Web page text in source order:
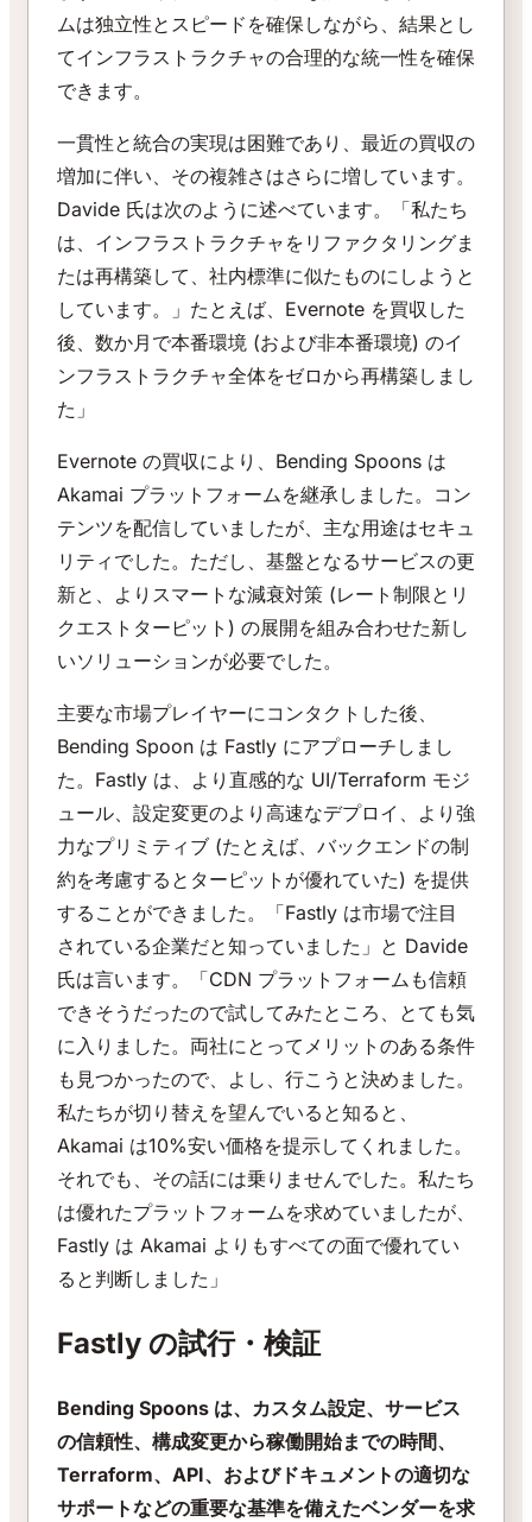
ムは独立性とスピードを確保しながら、結果とし
てインフラストラクチャの合理的な統一性を確保
できます。
一貫性と統合の実現は困難であり、最近の買収の
増加に伴い、その複雑さはさらに増しています。
Davide 氏は次のように述べています。「私たち
は、インフラストラクチャをリファクタリングま
たは再構築して、社内標準に似たものにしようと
しています。」たとえば、Evernote を買収した
後、数か月で本番環境 (および非本番環境) のイ
ンフラストラクチャ全体をゼロから再構築しまし
た」
Evernote の買収により、Bending Spoons は
Akamai プラットフォームを継承しました。コン
テンツを配信していましたが、主な用途はセキュ
リティでした。ただし、基盤となるサービスの更
新と、よりスマートな減衰対策 (レート制限とリ
クエストターピット) の展開を組み合わせた新し
いソリューションが必要でした。
主要な市場プレイヤーにコンタクトした後、
Bending Spoon は Fastly にアプローチしまし
た。Fastly は、より直感的な UI/Terraform モジ
ュール、設定変更のより高速なデプロイ、より強
力なプリミティブ (たとえば、バックエンドの制
約を考慮するとターピットが優れていた) を提供
することができました。「Fastly は市場で注目
されている企業だと知っていました」と Davide
氏は言います。「CDN プラットフォームも信頼
できそうだったので試してみたところ、とても気
に入りました。両社にとってメリットのある条件
も見つかったので、よし、行こうと決めました。
私たちが切り替えを望んでいると知ると、
Akamai は10%安い価格を提示してくれました。
それでも、その話には乗りませんでした。私たち
は優れたプラットフォームを求めていましたが、
Fastly は Akamai よりもすべての面で優れてい
ると判断しました」
Fastly の試行・検証
Bending Spoons は、カスタム設定、サービス
の信頼性、構成変更から稼働開始までの時間、
Terraform、API、およびドキュメントの適切な
サポートなどの重要な基準を備えたベンダーを求